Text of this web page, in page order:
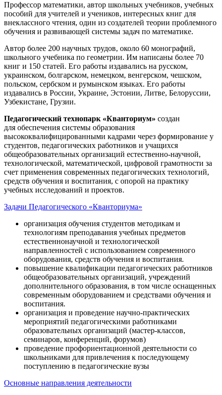
Профессор математики, автор школьных учебников, учебных
пособий для учителей и учеников, интересных книг для
внеклассного чтения, один из создателей теории проблемного
обучения и развивающей системы задач по математике.
Автор более 200 научных трудов, около 60 монографий,
школьного учебника по геометрии. Им написаны более 70
книг и 150 статей. Его работы издавались на русском,
украинском, болгарском, немецком, венгерском, чешском,
польском, сербском и румынском языках. Его работы
издавались в России, Украине, Эстонии, Литве, Белоруссии,
Узбекистане, Грузии.
Педагогический технопарк «Кванториум» создан
для обеспечения системы образования
высококвалифицированными кадрами через формирование у
студентов, педагогических работников и учащихся
общеобразовательных организаций естественно-научной,
технологической, математической, цифровой грамотности за
счет применения современных педагогических технологий,
средств обучения и воспитания, с опорой на практику
учебных исследований и проектов.
Задачи Педагогического «Кванториума»
организация обучения студентов методикам и
технологиям преподавания учебных предметов
естественнонаучной и технологической
направленностей с использованием современного
оборудования, средств обучения и воспитания.
повышение квалификации педагогических работников
общеобразовательных организаций, учреждений
дополнительного образования, в том числе оснащенных
современным оборудованием и средствами обучения и
воспитания.
организация и проведение научно-практических
мероприятий педагогическими работниками
образовательных организаций (мастер-классов,
семинаров, конференций, форумов)
проведение профориентационной деятельности со
школьниками для привлечения к последующему
поступлению в педагогические вузы
Основные направления деятельности